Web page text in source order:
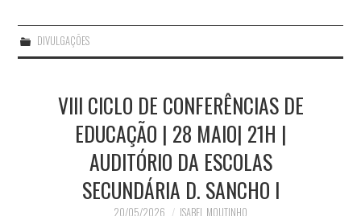
DIVULGAÇÕES
VIII CICLO DE CONFERÊNCIAS DE
EDUCAÇÃO | 28 MAIO| 21H |
AUDITÓRIO DA ESCOLAS
SECUNDÁRIA D. SANCHO I
20/05/2026 ISABEL MOUTINHO